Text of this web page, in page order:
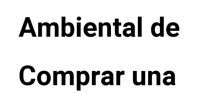
Ambiental de
Comprar una